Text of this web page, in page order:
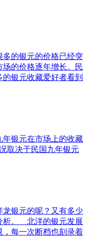
多的银元的价格已经突
的价格逐年增长。民
银元收藏爱好者看到
银元在市场上的收藏
取决于民国九年银元
银元的呢？又有多少
析。 北洋的银元发展
，每一次断档也刻录着